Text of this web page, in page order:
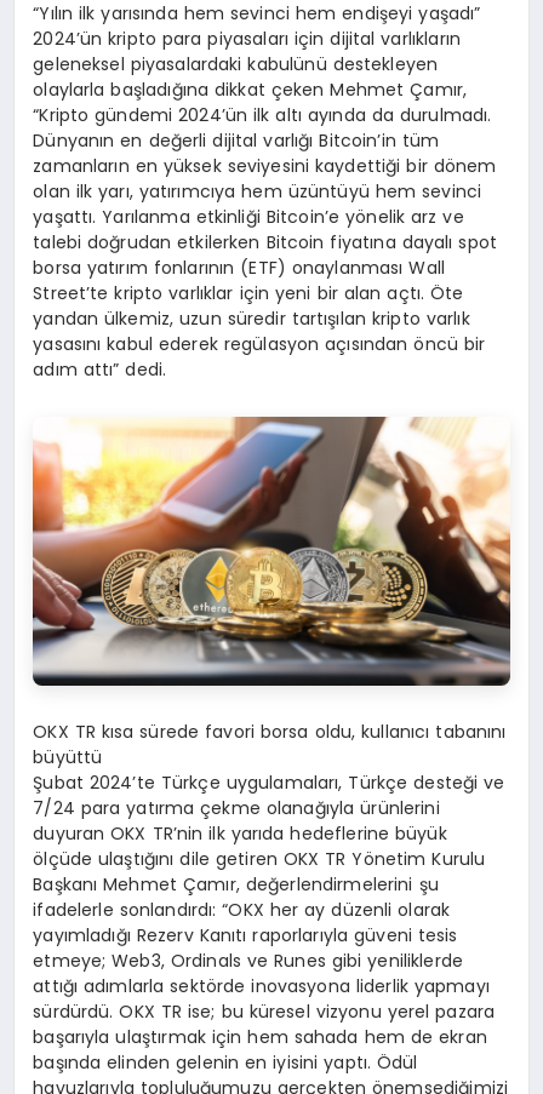
“Yılın ilk yarısında hem sevinci hem endişeyi yaşadı”
2024’ün kripto para piyasaları için dijital varlıkların
geleneksel piyasalardaki kabulünü destekleyen
olaylarla başladığına dikkat çeken Mehmet Çamır,
“Kripto gündemi 2024’ün ilk altı ayında da durulmadı.
Dünyanın en değerli dijital varlığı Bitcoin’in tüm
zamanların en yüksek seviyesini kaydettiği bir dönem
olan ilk yarı, yatırımcıya hem üzüntüyü hem sevinci
yaşattı. Yarılanma etkinliği Bitcoin’e yönelik arz ve
talebi doğrudan etkilerken Bitcoin fiyatına dayalı spot
borsa yatırım fonlarının (ETF) onaylanması Wall
Street’te kripto varlıklar için yeni bir alan açtı. Öte
yandan ülkemiz, uzun süredir tartışılan kripto varlık
yasasını kabul ederek regülasyon açısından öncü bir
adım attı” dedi.
OKX TR kısa sürede favori borsa oldu, kullanıcı tabanını
büyüttü
Şubat 2024’te Türkçe uygulamaları, Türkçe desteği ve
7/24 para yatırma çekme olanağıyla ürünlerini
duyuran OKX TR’nin ilk yarıda hedeflerine büyük
ölçüde ulaştığını dile getiren OKX TR Yönetim Kurulu
Başkanı Mehmet Çamır, değerlendirmelerini şu
ifadelerle sonlandırdı: “OKX her ay düzenli olarak
yayımladığı Rezerv Kanıtı raporlarıyla güveni tesis
etmeye; Web3, Ordinals ve Runes gibi yeniliklerde
attığı adımlarla sektörde inovasyona liderlik yapmayı
sürdürdü. OKX TR ise; bu küresel vizyonu yerel pazara
başarıyla ulaştırmak için hem sahada hem de ekran
başında elinden gelenin en iyisini yaptı. Ödül
havuzlarıyla topluluğumuzu gerçekten önemsediğimizi